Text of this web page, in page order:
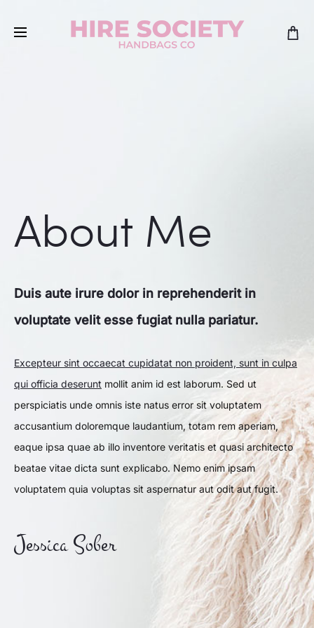
About Me
Duis aute irure dolor in reprehenderit in
voluptate velit esse fugiat nulla pariatur.
Excepteur sint occaecat cupidatat non proident, sunt in culpa
qui officia deserunt mollit anim id est laborum. Sed ut
perspiciatis unde omnis iste natus error sit voluptatem
accusantium doloremque laudantium, totam rem aperiam,
eaque ipsa quae ab illo inventore veritatis et quasi architecto
beatae vitae dicta sunt explicabo. Nemo enim ipsam
voluptatem quia voluptas sit aspernatur aut odit aut fugit.
Jessica Sober